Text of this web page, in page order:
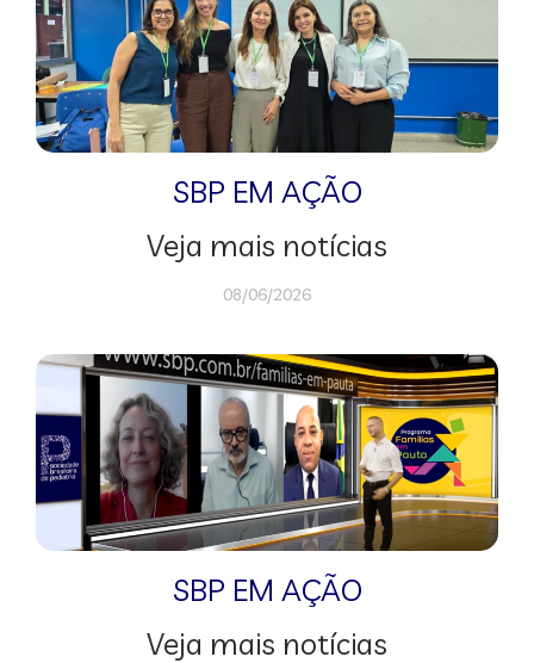
SBP EM AÇÃO
Veja mais notícias
08/06/2026
SBP EM AÇÃO
Veja mais notícias